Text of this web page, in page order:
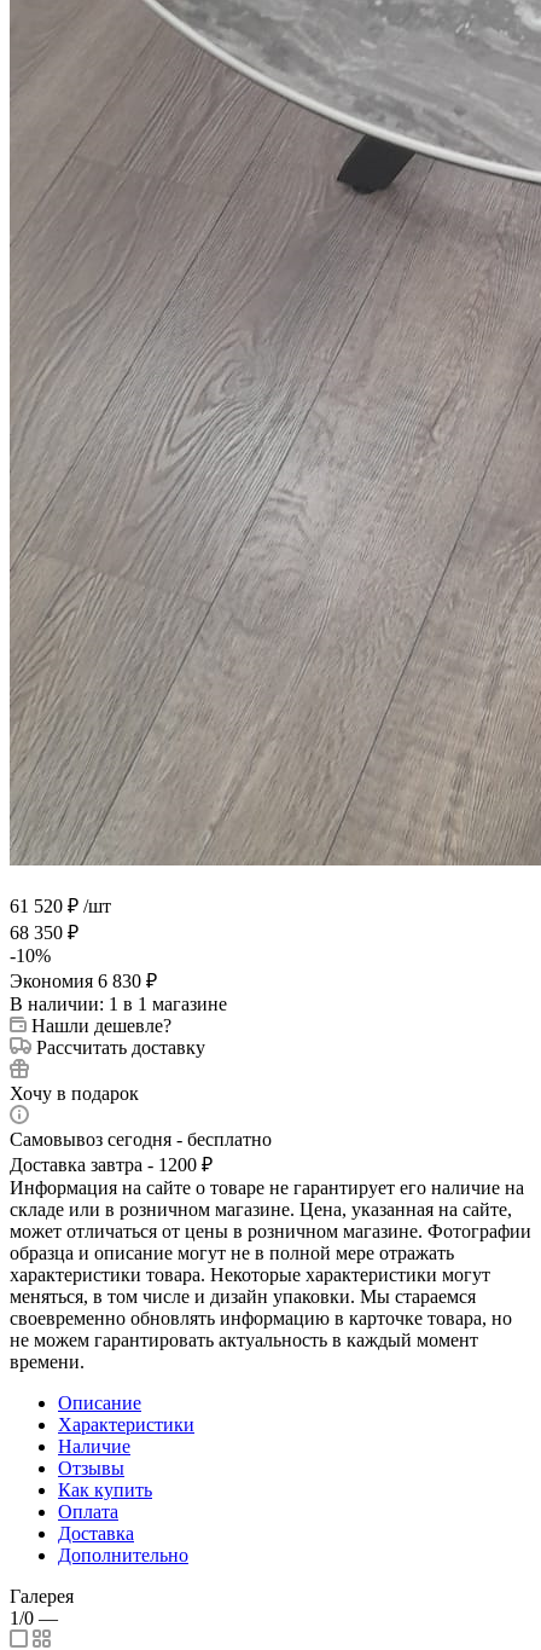
61 520 ₽ /шт
68 350 ₽
-10%
Экономия 6 830 ₽
В наличии: 1 в 1 магазине
Нашли дешевле?
Рассчитать доставку
Хочу в подарок
Самовывоз сегодня - бесплатно
Доставка завтра - 1200 ₽
Информация на сайте о товаре не гарантирует его наличие на
складе или в розничном магазине. Цена, указанная на сайте,
может отличаться от цены в розничном магазине. Фотографии
образца и описание могут не в полной мере отражать
характеристики товара. Некоторые характеристики могут
меняться, в том числе и дизайн упаковки. Мы стараемся
своевременно обновлять информацию в карточке товара, но
не можем гарантировать актуальность в каждый момент
времени.
Описание
Характеристики
Наличие
Отзывы
Как купить
Оплата
Доставка
Дополнительно
Галерея
1/0 —